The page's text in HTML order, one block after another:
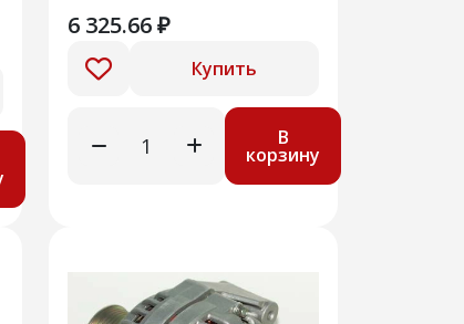
6 325.66 ₽
Купить
В
корзину